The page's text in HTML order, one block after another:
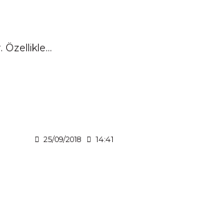
Özellikle...
25/09/2018 14:41